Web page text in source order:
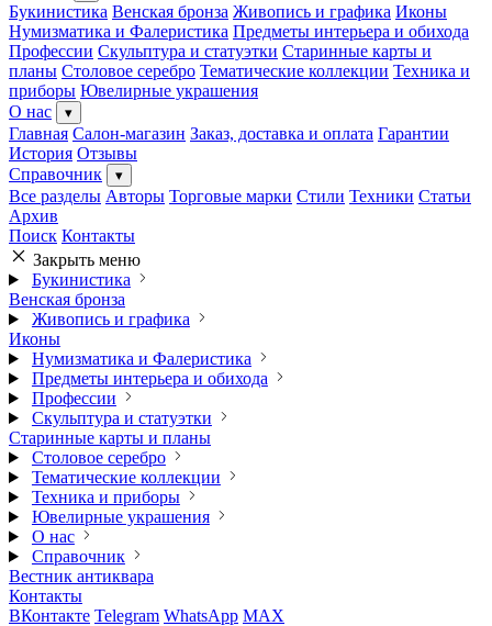
Букинистика Венская бронза Живопись и графика Иконы
Нумизматика и Фалеристика Предметы интерьера и обихода
Профессии Скульптура и статуэтки Старинные карты и
планы Столовое серебро Тематические коллекции Техника и
приборы Ювелирные украшения
О нас
▾
Главная Салон-магазин Заказ, доставка и оплата Гарантии
История Отзывы
Справочник
▾
Все разделы Авторы Торговые марки Стили Техники Статьи
Архив
Поиск Контакты
Закрыть меню
Букинистика
Венская бронза
Живопись и графика
Иконы
Нумизматика и Фалеристика
Предметы интерьера и обихода
Профессии
Скульптура и статуэтки
Старинные карты и планы
Столовое серебро
Тематические коллекции
Техника и приборы
Ювелирные украшения
О нас
Справочник
Вестник антиквара
Контакты
ВКонтакте Telegram WhatsApp MAX